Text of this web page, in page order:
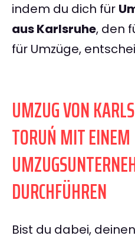
indem du dich für
aus Karlsruhe, den
für Umzüge,
UMZUG VON
TORUŃ MIT EINEM
DURCHFÜHREN
Bist du dabei, deinen